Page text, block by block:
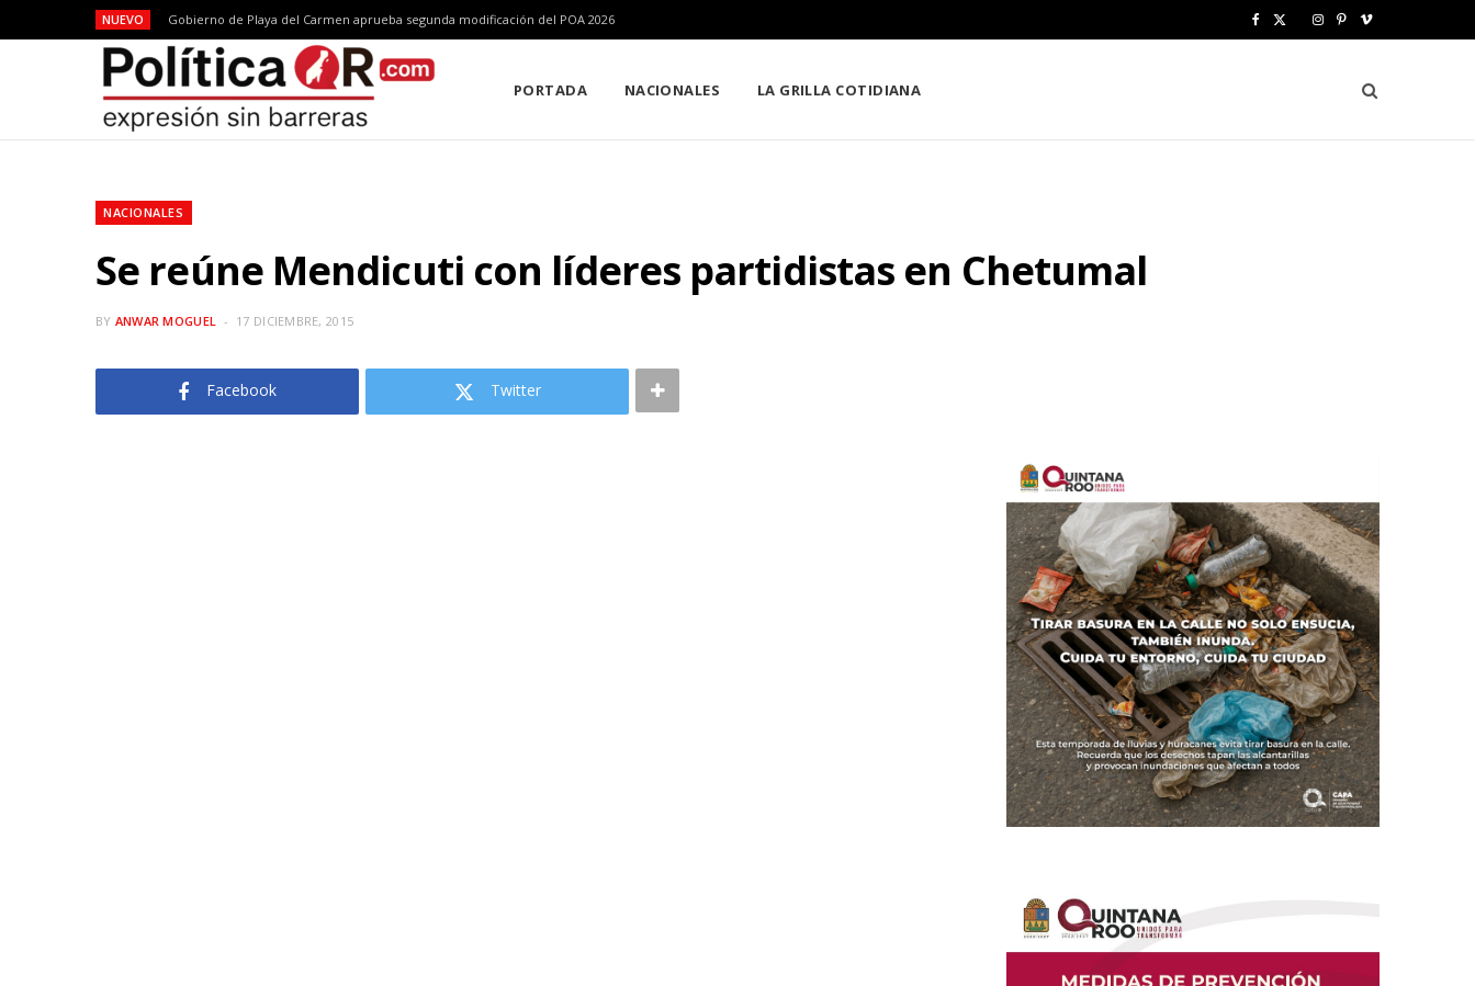
NUEVO Gobierno de Playa del Carmen aprueba segunda modificación del POA 2026
e w
I
t
P
t
V
m
e
PORTADA NACIONALES LA GRILLA COTIDIANA
NACIONALES
Se reúne Mendicuti con líderes partidistas en Chetumal
BY ANWAR MOGUEL 17 DICIEMBRE, 2015
Facebook Twitter